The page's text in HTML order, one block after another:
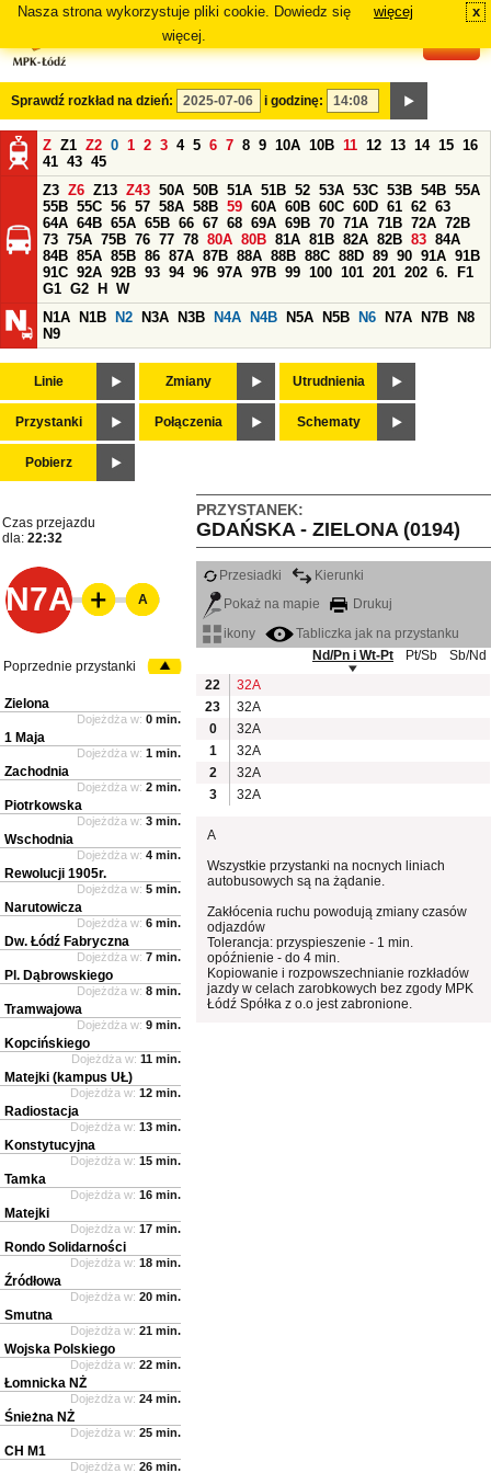
Nasza strona wykorzystuje pliki cookie. Dowiedz się
więcej.
więcej x
Sprawdź rozkład na dzień: i godzinę:
Z Z1 Z2 0 1 2 3 4 5 6 7 8 9 10A 10B 11 12 13 14 15 16
41 43 45
Z3 Z6 Z13 Z43 50A 50B 51A 51B 52 53A 53C 53B 54B 55A
55B 55C 56 57 58A 58B 59 60A 60B 60C 60D 61 62 63
64A 64B 65A 65B 66 67 68 69A 69B 70 71A 71B 72A 72B
73 75A 75B 76 77 78 80A 80B 81A 81B 82A 82B 83 84A
84B 85A 85B 86 87A 87B 88A 88B 88C 88D 89 90 91A 91B
91C 92A 92B 93 94 96 97A 97B 99 100 101 201 202 6.
F1
G1 G2 H
W
N1A
N1B N2 N3A N3B N4A N4B N5A N5B N6 N7A N7B
N8
N9
Linie Zmiany Utrudnienia
Przystanki Połączenia Schematy
Pobierz
PRZYSTANEK:
GDAŃSKA - ZIELONA (0194)
Czas przejazdu
dla: 22:32
N7A
Przesiadki
Kierunki
Pokaż na mapie
Drukuj
ikony
Tabliczka jak na przystanku
Nd/Pn i Wt-Pt
Pt/Sb
Sb/Nd
22
32A
23
32A
0
32A
1
32A
2
32A
3
32A
A
Wszystkie przystanki na nocnych liniach
autobusowych są na żądanie.
Zakłócenia ruchu powodują zmiany czasów
odjazdów
Tolerancja: przyspieszenie - 1 min.
opóźnienie - do 4 min.
Kopiowanie i rozpowszechnianie rozkładów
jazdy w celach zarobkowych bez zgody MPK
Łódź Spółka z o.o jest zabronione.
A
Poprzednie przystanki
Zielona
Dojeżdża w: 0 min.
1 Maja
Dojeżdża w: 1 min.
Zachodnia
Dojeżdża w: 2 min.
Piotrkowska
Dojeżdża w: 3 min.
Wschodnia
Dojeżdża w: 4 min.
Rewolucji 1905r.
Dojeżdża w: 5 min.
Narutowicza
Dojeżdża w: 6 min.
Dw. Łódź Fabryczna
Dojeżdża w: 7 min.
Pl. Dąbrowskiego
Dojeżdża w: 8 min.
Tramwajowa
Dojeżdża w: 9 min.
Kopcińskiego
Dojeżdża w: 11 min.
Matejki (kampus UŁ)
Dojeżdża w: 12 min.
Radiostacja
Dojeżdża w: 13 min.
Konstytucyjna
Dojeżdża w: 15 min.
Tamka
Dojeżdża w: 16 min.
Matejki
Dojeżdża w: 17 min.
Rondo Solidarności
Dojeżdża w: 18 min.
Źródłowa
Dojeżdża w: 20 min.
Smutna
Dojeżdża w: 21 min.
Wojska Polskiego
Dojeżdża w: 22 min.
Łomnicka NŻ
Dojeżdża w: 24 min.
Śnieżna NŻ
Dojeżdża w: 25 min.
CH M1
Dojeżdża w: 26 min.